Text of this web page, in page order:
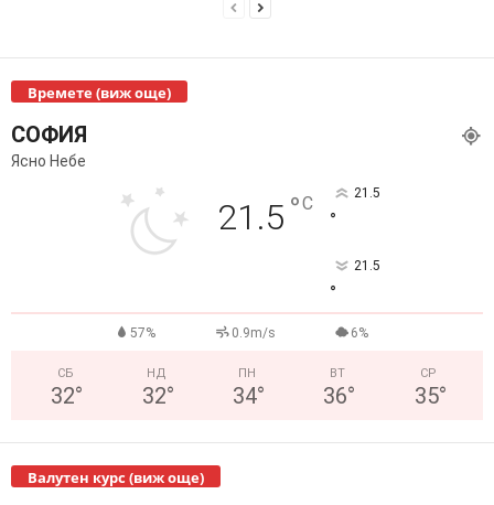
Времете (виж още)
СОФИЯ
Ясно Небе
21.5 °C 21.5
°
21.5
°
57% 0.9m/s 6%
СБ
32°
НД
32°
ПН
34°
ВТ
36°
СР
35°
Валутен курс (виж още)